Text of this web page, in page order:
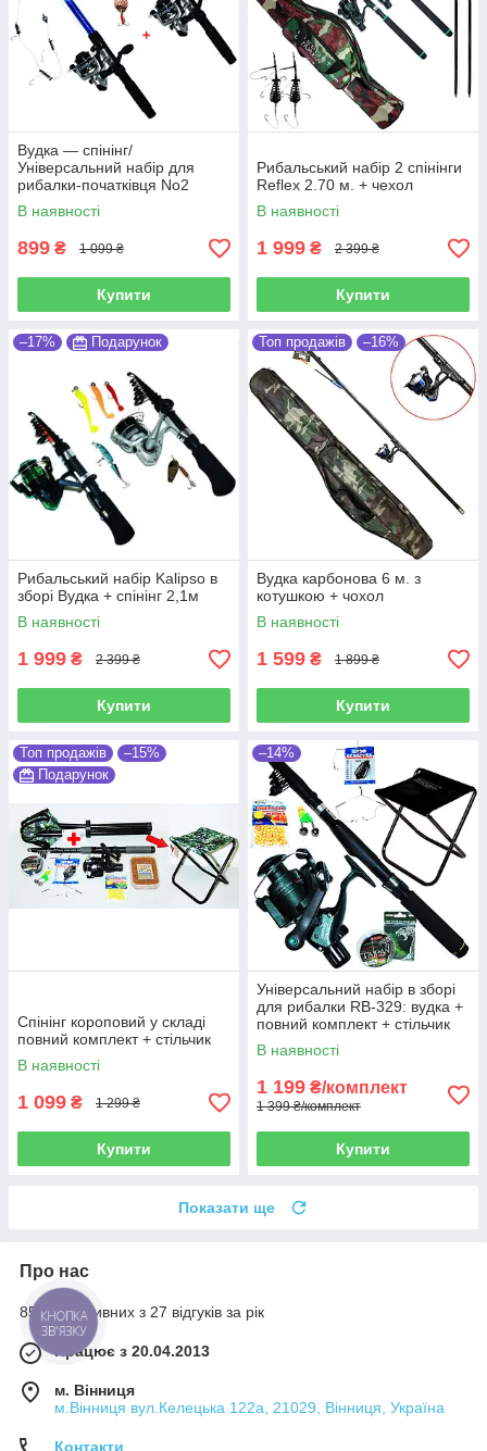
Вудка — спінінг/
Універсальний набір для
рибалки-початківця No2
В наявності
899 ₴ 1 099 ₴
Купити
Рибальський набір 2 спінінги
Reflex 2.70 м. + чехол
В наявності
1 999 ₴ 2 399 ₴
Купити
–17% Подарунок
Рибальський набір Kalipso в
зборі Вудка + спінінг 2,1м
В наявності
1 999 ₴ 2 399 ₴
Купити
Топ продажів –16%
Вудка карбонова 6 м. з
котушкою + чохол
В наявності
1 599 ₴ 1 899 ₴
Купити
Топ продажів
–15%
Подарунок
Спінінг короповий у складі
повний комплект + стільчик
В наявності
1 099 ₴ 1 299 ₴
Купити
–14%
Універсальний набір в зборі
для рибалки RB-329: вудка +
повний комплект + стільчик
В наявності
1 199 ₴/комплект
1 399 ₴/комплект
Купити
Показати ще
Про нас
85% позитивних з 27 відгуків за рік
Працює з 20.04.2013
м. Вінниця
м.Вінниця вул.Келецька 122а, 21029, Вінниця, Україна
Контакти
КНОПКА
ЗВ'ЯЗКУ